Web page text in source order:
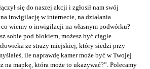
się do naszej akcji i zgłosił nam swój
inwigilację w internecie, na działania
co wiemy o inwigilacji na własnym podwórku?
sobie pod blokiem, możesz być ciągle
ze straży miejskiej, który siedzi przy
ile naprawdę kamer może być w Twojej
na mapkę, która może to ukazywać?”. Polecamy